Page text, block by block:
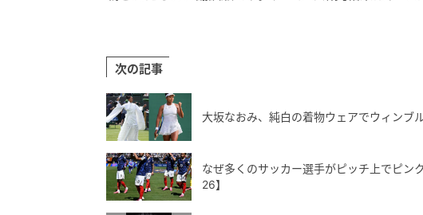
次の記事
大坂なおみ、純白の着物ウェアでウィンブ
なぜ多くのサッカー選手がピッチ上でピン
26】